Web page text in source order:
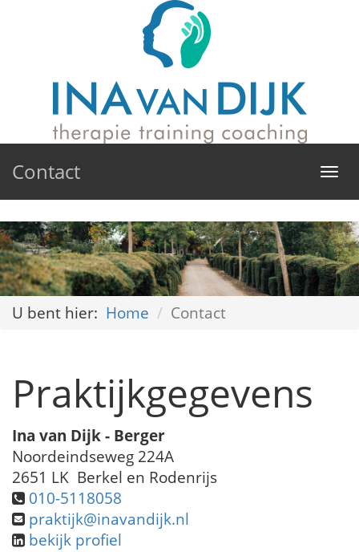
Contact
U bent hier: Home Contact
Praktijkgegevens
Ina van Dijk - Berger
Noordeindseweg 224A
2651 LK Berkel en Rodenrijs
010-5118058
praktijk@inavandijk.nl
bekijk profiel